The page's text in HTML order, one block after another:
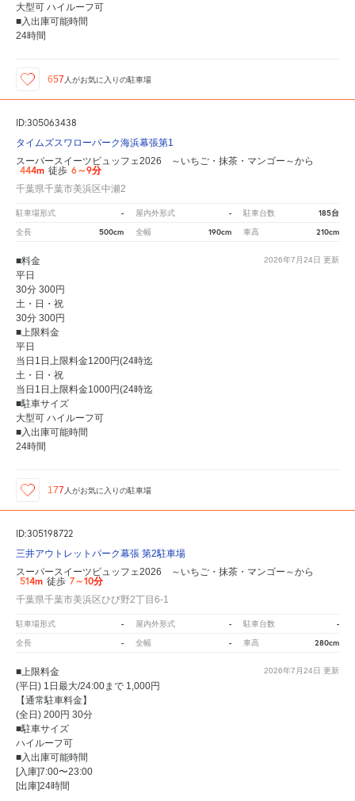
大型可 ハイルーフ可
■入出庫可能時間
24時間
657 人がお気に入りの駐車場
ID:305063438
タイムズスワローパーク海浜幕張第1
スーパースイーツビュッフェ2026 ～いちご・抹茶・マンゴー～から
444m 徒歩 6～9分
千葉県千葉市美浜区中瀬2
駐車場形式 - 屋内外形式 - 駐車台数 185台
全長 500cm 全幅 190cm 車高 210cm
2026年7月24日 更新
■料金
平日
30分 300円
土・日・祝
30分 300円
■上限料金
平日
当日1日上限料金1200円(24時迄
土・日・祝
当日1日上限料金1000円(24時迄
■駐車サイズ
大型可 ハイルーフ可
■入出庫可能時間
24時間
177 人がお気に入りの駐車場
ID:305198722
三井アウトレットパーク幕張 第2駐車場
スーパースイーツビュッフェ2026 ～いちご・抹茶・マンゴー～から
514m 徒歩 7～10分
千葉県千葉市美浜区ひび野2丁目6-1
駐車場形式 - 屋内外形式 - 駐車台数 -
全長 - 全幅 - 車高 280cm
2026年7月24日 更新
■上限料金
(平日) 1日最大/24:00まで 1,000円
【通常駐車料金】
(全日) 200円 30分
■駐車サイズ
ハイルーフ可
■入出庫可能時間
[入庫]7:00〜23:00
[出庫]24時間